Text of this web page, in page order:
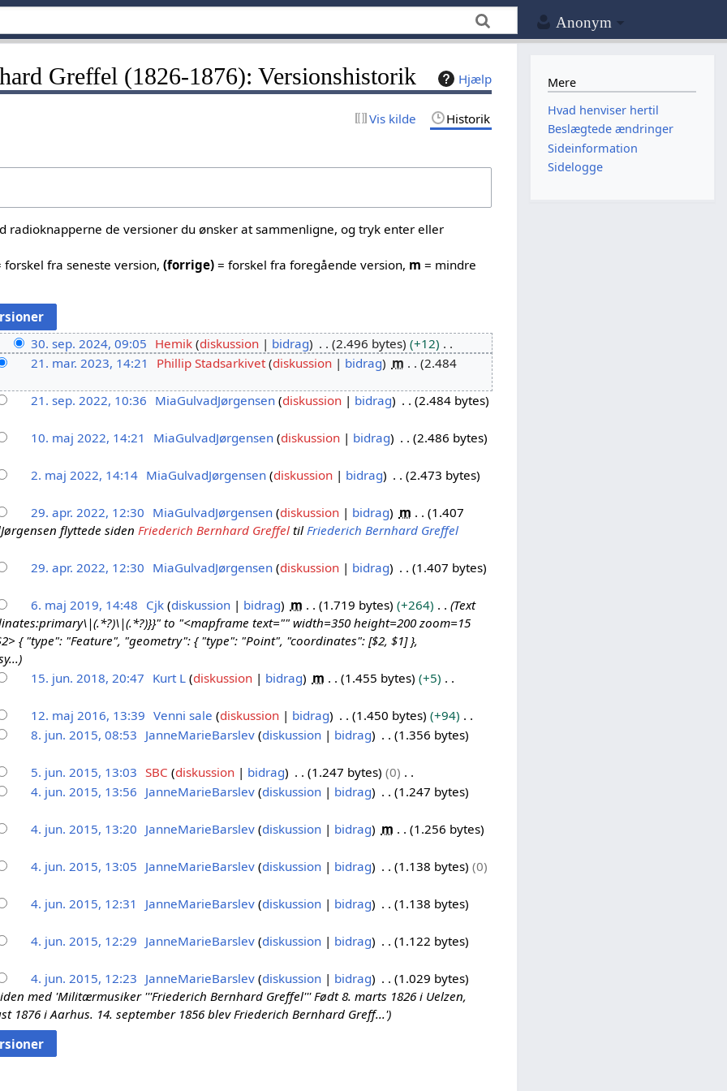
Anonym
Hjælp
Greffel (1826-1876): Versionshistorik
Vis kilde Historik
radioknapperne de versioner du ønsker at sammenligne, og tryk enter eller
forskel fra seneste version,(forrige) = forskel fra foregående version, m = mindre
30. sep. 2024, 09:05 Hemik diskussion bidrag 2.496 bytes
+12
21. mar. 2023, 14:21 Phillip Stadsarkivet diskussion bidrag m
2.484
21. sep. 2022, 10:36 MiaGulvadJørgensen diskussion bidrag
2.484 bytes
10. maj 2022, 14:21 MiaGulvadJørgensen diskussion bidrag
2.486 bytes
2. maj 2022, 14:14 MiaGulvadJørgensen diskussion bidrag
2.473 bytes
29. apr. 2022, 12:30 MiaGulvadJørgensen diskussion bidrag m
1.407
flyttede siden Friederich Bernhard Greffeltil Friederich Bernhard Greffel
29. apr. 2022, 12:30 MiaGulvadJørgensen diskussion bidrag
1.407 bytes
6. maj 2019, 14:48 Cjk diskussion bidrag m 1.719 bytes +264
Text
to "<mapframe text="" width=350 height=200 zoom=15
{ "type": "Feature", "geometry": { "type": "Point", "coordinates": [$2, $1] },
15. jun. 2018, 20:47 Kurt L diskussion bidrag m 1.455 bytes
+5
12. maj 2016, 13:39 Venni sale diskussion bidrag 1.450 bytes
+94
8. jun. 2015, 08:53 JanneMarieBarslev diskussion bidrag
1.356 bytes
5. jun. 2015, 13:03 SBC diskussion bidrag 1.247 bytes
0
4. jun. 2015, 13:56 JanneMarieBarslev diskussion bidrag
1.247 bytes
4. jun. 2015, 13:20 JanneMarieBarslev diskussion bidrag m
1.256 bytes
4. jun. 2015, 13:05 JanneMarieBarslev diskussion bidrag 1.138 bytes 0
4. jun. 2015, 12:31 JanneMarieBarslev diskussion bidrag
1.138 bytes
4. jun. 2015, 12:29 JanneMarieBarslev diskussion bidrag
1.122 bytes
4. jun. 2015, 12:23 JanneMarieBarslev diskussion bidrag
1.029 bytes
med 'Militærmusiker '''Friederich Bernhard Greffel''' Født 8. marts 1826 i Uelzen,
1876 i Aarhus. 14. september 1856 blev Friederich Bernhard Greff...'
Mere
Hvad henviser hertil
Beslægtede ændringer
Sideinformation
Sidelogge